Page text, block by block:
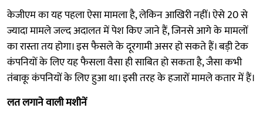
केजीएम का यह पहला ऐसा मामला है, लेकिन आखिरी नहीं। ऐसे 20 से
ज्यादा मामले जल्द अदालत में पेश किए जाने हैं, जिनसे आगे के मामलों
का रास्ता तय होगा। इस फैसले के दूरगामी असर हो सकते हैं। बड़ी टेक
कंपनियों के लिए यह फैसला वैसा ही साबित हो सकता है, जैसा कभी
तंबाकू कंपनियों के लिए हुआ था। इसी तरह के हजारों मामले कतार में हैं।
लत लगाने वाली मशीनें